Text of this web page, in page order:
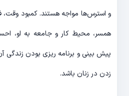
و استرس‌ها مواجه هستند. کمبود وقت،
همسر، محیط کار و جامعه به او،
پیش بینی و برنامه ریزی بودن
زدن در زنان باشد.